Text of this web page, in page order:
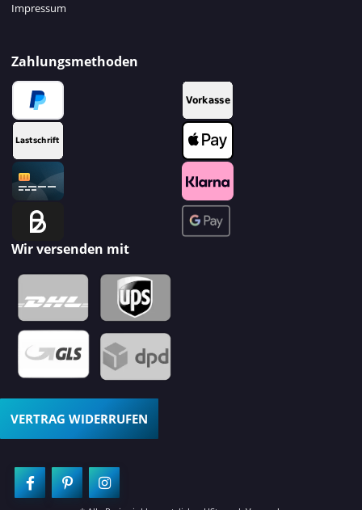
Impressum
Zahlungsmethoden
Wir versenden mit
VERTRAG WIDERRUFEN